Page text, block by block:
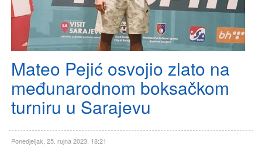
Mateo Pejić osvojio zlato na
međunarodnom boksačkom
turniru u Sarajevu
Ponedjeljak, 25. rujna 2023. 18:21